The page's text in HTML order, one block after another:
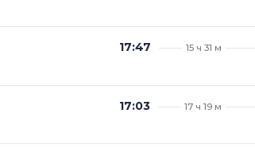
17:47 15 ч 31 м
17:03 17 ч 19 м